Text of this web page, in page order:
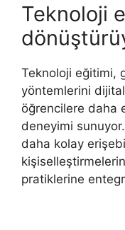
Teknoloji
Teknoloji eğitimi,
yöntemlerini
öğrencilere daha
deneyimi
daha kolay
pratiklerine